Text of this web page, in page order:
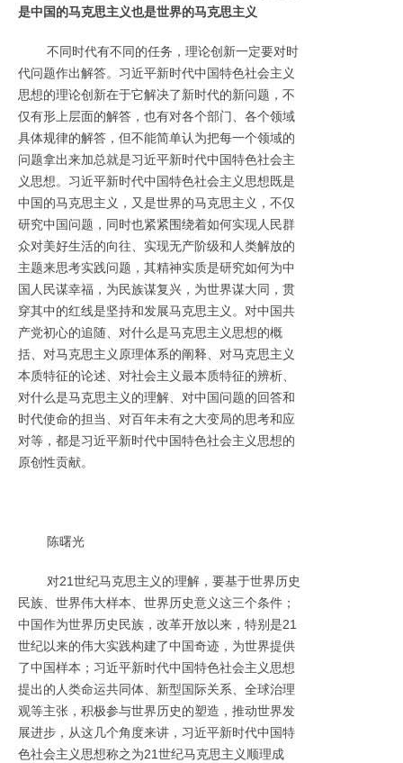
是中国的马克思主义也是世界的马克思主义
不同时代有不同的任务，理论创新一定要对时
代问题作出解答。习近平新时代中国特色社会主义
思想的理论创新在于它解决了新时代的新问题，不
仅有形上层面的解答，也有对各个部门、各个领域
具体规律的解答，但不能简单认为把每一个领域的
问题拿出来加总就是习近平新时代中国特色社会主
义思想。习近平新时代中国特色社会主义思想既是
中国的马克思主义，又是世界的马克思主义，不仅
研究中国问题，同时也紧紧围绕着如何实现人民群
众对美好生活的向往、实现无产阶级和人类解放的
主题来思考实践问题，其精神实质是研究如何为中
国人民谋幸福，为民族谋复兴，为世界谋大同，贯
穿其中的红线是坚持和发展马克思主义。对中国共
产党初心的追随、对什么是马克思主义思想的概
括、对马克思主义原理体系的阐释、对马克思主义
本质特征的论述、对社会主义最本质特征的辨析、
对什么是马克思主义的理解、对中国问题的回答和
时代使命的担当、对百年未有之大变局的思考和应
对等，都是习近平新时代中国特色社会主义思想的
原创性贡献。
陈曙光
对21世纪马克思主义的理解，要基于世界历史
民族、世界伟大样本、世界历史意义这三个条件；
中国作为世界历史民族，改革开放以来，特别是21
世纪以来的伟大实践构建了中国奇迹，为世界提供
了中国样本；习近平新时代中国特色社会主义思想
提出的人类命运共同体、新型国际关系、全球治理
观等主张，积极参与世界历史的塑造，推动世界发
展进步，从这几个角度来讲，习近平新时代中国特
色社会主义思想称之为21世纪马克思主义顺理成